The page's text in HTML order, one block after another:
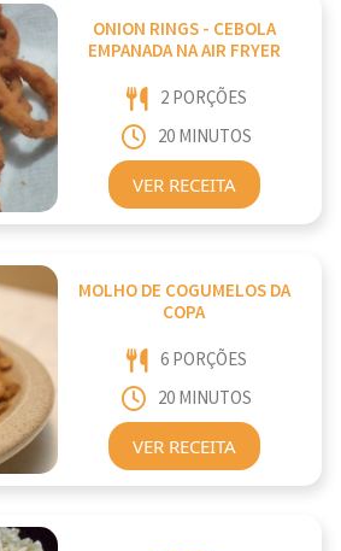
ONION RINGS - CEBOLA
EMPANADA NA AIR FRYER
2 PORÇÕES
20 MINUTOS
VER RECEITA
MOLHO DE COGUMELOS DA
COPA
6 PORÇÕES
20 MINUTOS
VER RECEITA